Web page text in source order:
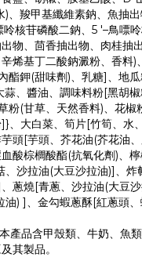
)、羧甲基纖維素鈉、魚抽
呤核苷磷酸二鈉、5 '–鳥嘌
物、茴香抽出物、肉桂抽
烯基丁二酸鈉澱粉、香料)
酯鉀(甜味劑)、乳糖]、地
蒜、醬油、調味料粉[黑胡
粉(甘草、天然香料)、花椒
、大白菜、筍片[竹筍、水
頭[芋頭、芥花油(芥花油、
酸棕櫚酸酯(抗氧化劑)、
、沙拉油(大豆沙拉油)]、炸
蔥燒[青蔥、沙拉油(大豆沙
油) ]、金勾蝦蔥酥[紅蔥頭
產品含甲殼類、牛奶、魚
其製品。